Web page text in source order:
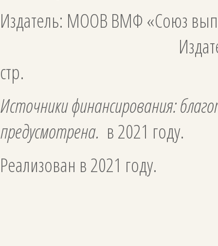
Издатель: МООВ ВМФ
Издательство
стр.
Источники финансирования:
предусмотрена. в 2021 году.
Реализован в 2021 году.